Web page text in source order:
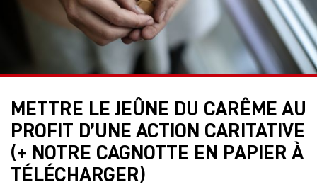
METTRE LE JEÛNE DU CARÊME AU
PROFIT D’UNE ACTION CARITATIVE
(+ NOTRE CAGNOTTE EN PAPIER À
TÉLÉCHARGER)